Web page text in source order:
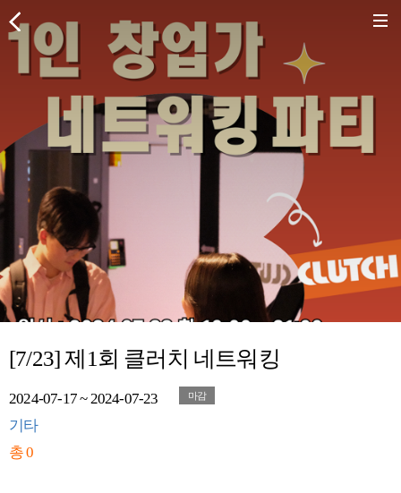
[7/23] 제1회 클러치 네트워킹
2024-07-17 ~ 2024-07-23 마감
기타
총 0